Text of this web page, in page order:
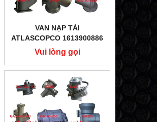
VAN NẠP TẢI
ATLASCOPCO 1613900886
Vui lòng gọi